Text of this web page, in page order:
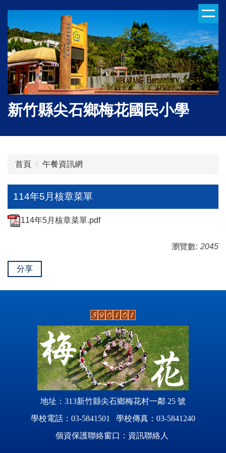
主
要
內
容
區
新竹縣尖石鄉梅花國民小學
首頁 午餐資訊網
114年5月核章菜單
114年5月核章菜單.pdf
瀏覽數: 2045
分享
地址：313新竹縣尖石鄉梅花村一鄰 25 號
學校電話：03-5841501 學校傳真：03-5841240
個資保護聯絡窗口：資訊聯絡人